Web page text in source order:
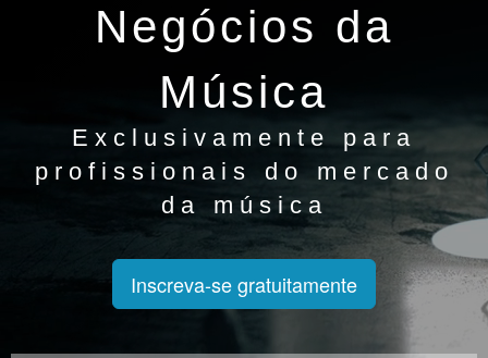
Negócios da
Música
Exclusivamente para
profissionais do mercado
da música
Inscreva-se gratuitamente